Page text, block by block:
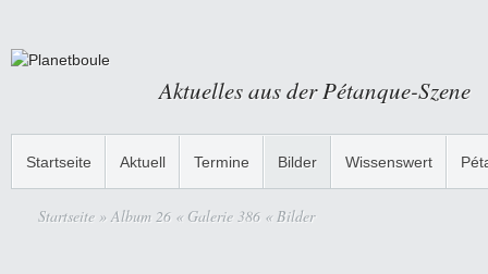
Aktuelles aus der Pétanque-Szene
Startseite Aktuell Termine Bilder Wissenswert
Startseite » Album 26 « Galerie 386 « Bilder